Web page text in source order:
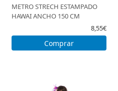
METRO STRECH ESTAMPADO
HAWAI ANCHO 150 CM
8,55€
Comprar